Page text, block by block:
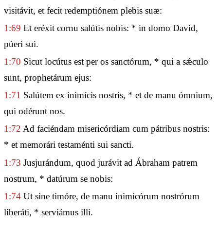
visitávit, et fecit redemptiónem plebis suæ:
1:69 Et eréxit cornu salútis nobis: * in domo David,
púeri sui.
1:70 Sicut locútus est per os sanctórum, * qui a sǽculo
sunt, prophetárum ejus:
1:71 Salútem ex inimícis nostris, * et de manu ómnium,
qui odérunt nos.
1:72 Ad faciéndam misericórdiam cum pátribus nostris:
* et memorári testaménti sui sancti.
1:73 Jusjurándum, quod jurávit ad Ábraham patrem
nostrum, * datúrum se nobis:
1:74 Ut sine timóre, de manu inimicórum nostrórum
liberáti, * serviámus illi.